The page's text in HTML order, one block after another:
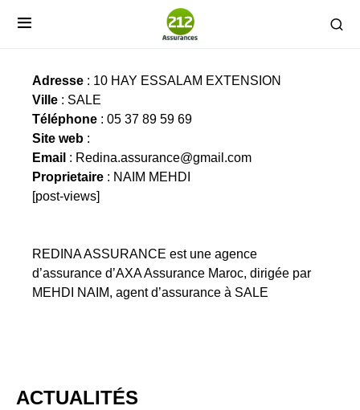
REDINA ASSURANCE
Adresse : 10 HAY ESSALAM EXTENSION
Ville : SALE
Téléphone : 05 37 89 59 69
Site web :
Email : Redina.assurance@gmail.com
Proprietaire : NAIM MEHDI
[post-views]
REDINA ASSURANCE est une agence
d’assurance d’AXA Assurance Maroc, dirigée par
MEHDI NAIM, agent d’assurance à SALE
ACTUALITÉS